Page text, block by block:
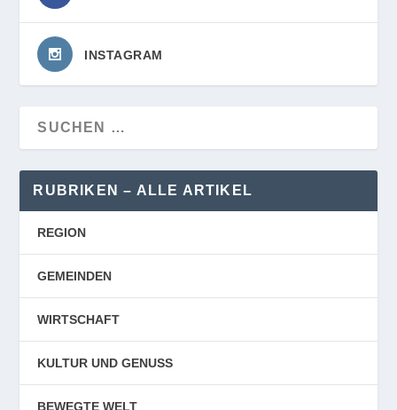
INSTAGRAM
RUBRIKEN – ALLE ARTIKEL
REGION
GEMEINDEN
WIRTSCHAFT
KULTUR UND GENUSS
BEWEGTE WELT